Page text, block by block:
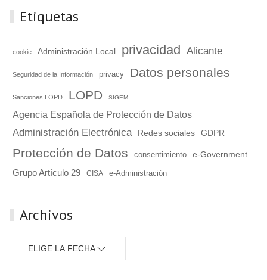
Etiquetas
cookie Administración Local privacidad Alicante
Seguridad de la Información privacy Datos personales
Sanciones LOPD LOPD SIGEM
Agencia Española de Protección de Datos
Administración Electrónica Redes sociales GDPR
Protección de Datos consentimiento e-Government
Grupo Artículo 29 CISA e-Administración
Archivos
ELIGE LA FECHA